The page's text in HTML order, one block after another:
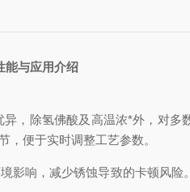
能与应用介绍
异，除氢佛酸及高温浓*外，对
，便于实时调整工艺参数。
影响，减少锈蚀导致的卡顿风